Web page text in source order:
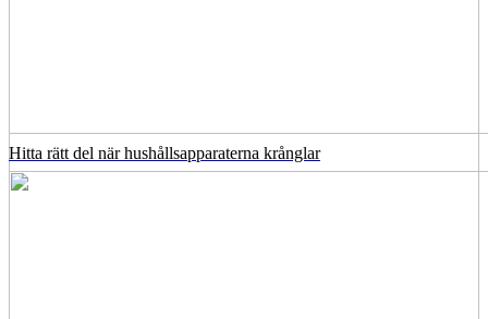
Hitta rätt del när hushållsapparaterna krånglar